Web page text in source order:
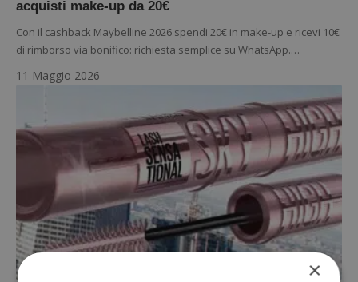
acquisti make-up da 20€
Con il cashback Maybelline 2026 spendi 20€ in make-up e ricevi 10€
di rimborso via bonifico: richiesta semplice su WhatsApp.…
11 Maggio 2026
×